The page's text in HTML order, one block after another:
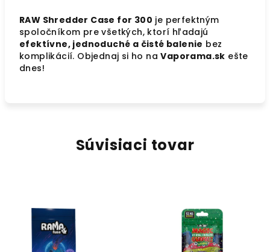
RAW Shredder Case for 300 je perfektným
spoločníkom pre všetkých, ktorí hľadajú
efektívne, jednoduché a čisté balenie bez
komplikácií. Objednaj si ho naVaporama.sk ešte
dnes!
Súvisiaci tovar